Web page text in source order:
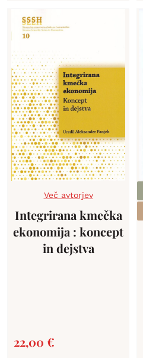
Več avtorjev
Integrirana kmečka
ekonomija : koncept
in dejstva
22,00 €